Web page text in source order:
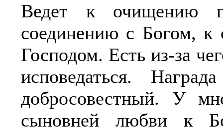
Ведет к очищению
соединению с Богом, к
Господом. Есть из-за
исповедаться.
добросовестный. У
сыновней любви к